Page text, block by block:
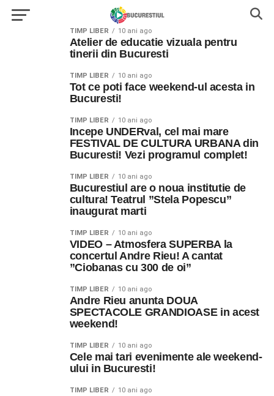
TIMP LIBER 10 ani ago
Atelier de educatie vizuala pentru
tinerii din Bucuresti
TIMP LIBER 10 ani ago
Tot ce poti face weekend-ul acesta in
Bucuresti!
TIMP LIBER 10 ani ago
Incepe UNDERval, cel mai mare
FESTIVAL DE CULTURA URBANA din
Bucuresti! Vezi programul complet!
TIMP LIBER 10 ani ago
Bucurestiul are o noua institutie de
cultura! Teatrul ”Stela Popescu”
inaugurat marti
TIMP LIBER 10 ani ago
VIDEO – Atmosfera SUPERBA la
concertul Andre Rieu! A cantat
”Ciobanas cu 300 de oi”
TIMP LIBER 10 ani ago
Andre Rieu anunta DOUA
SPECTACOLE GRANDIOASE in acest
weekend!
TIMP LIBER 10 ani ago
Cele mai tari evenimente ale weekend-
ului in Bucuresti!
TIMP LIBER 10 ani ago